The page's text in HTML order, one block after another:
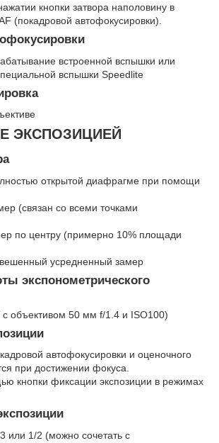
кнопки затвора наполовину в
(покадровой автофокусировки).
встроенной вспышки или
вспышки Speedlite
ЭКСПОЗИЦИЕЙ
открытой диафрагме при помощи
(связан со всеми точками
по центру (примерно 10% площади
усредненный замер
экспонометрического
с объективом 50 мм f/1.4 и ISO100)
автофокусировки и оценочного
при достижении фокуса.
кнопки фиксации экспозиции в режимах
или 1/2 (можно сочетать с